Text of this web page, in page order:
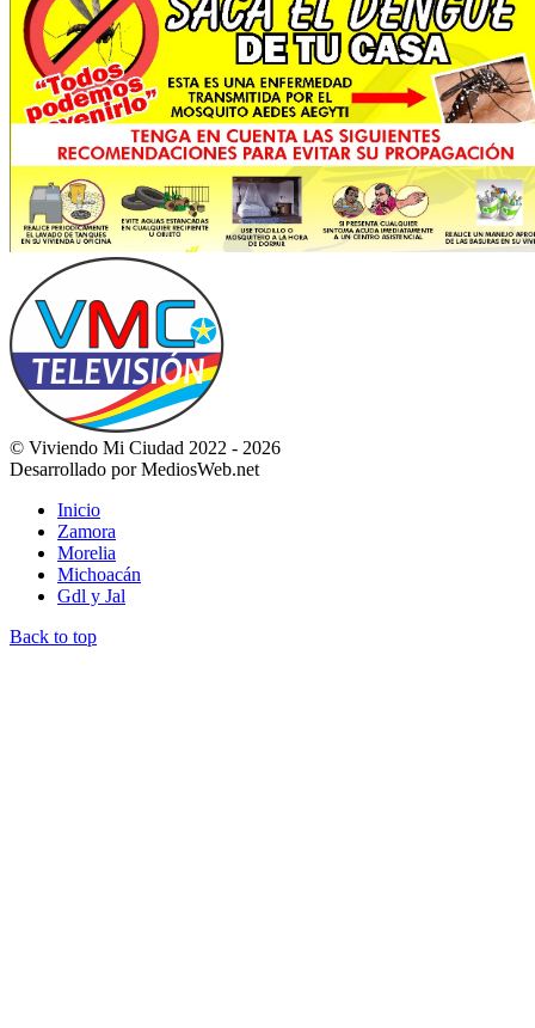
© Viviendo Mi Ciudad 2022 - 2026
Desarrollado por MediosWeb.net
Inicio
Zamora
Morelia
Michoacán
Gdl y Jal
Back to top